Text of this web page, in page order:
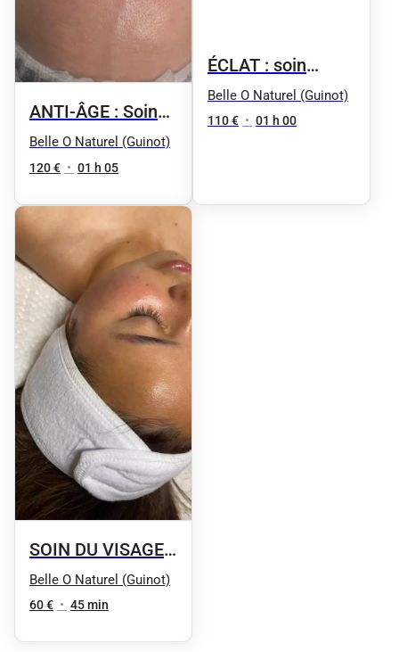
ANTI-ÂGE : Soin
repulpant
hydratant : HYDRA
Belle O Naturel (Guinot)
120 € • 01 h 05
ÉCLAT : soin
Peeling
rénovateur de
PEELING
Belle O Naturel (Guinot)
110 € • 01 h 00
SOIN DU VISAGE
// Eclat express :
Gommage et
Belle O Naturel (Guinot)
60 € • 45 min